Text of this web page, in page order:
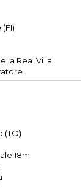
Real Villa
(TO)
18m